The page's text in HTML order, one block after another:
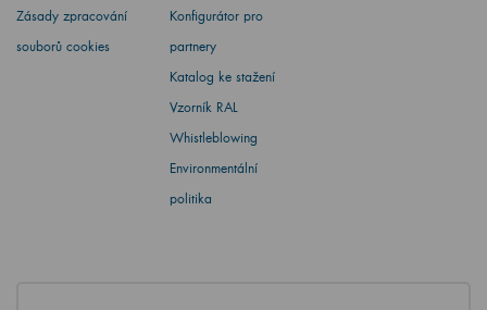
Zásady zpracování
souborů cookies
Konfigurátor pro
partnery
Katalog ke stažení
Vzorník RAL
Whistleblowing
Environmentální
politika